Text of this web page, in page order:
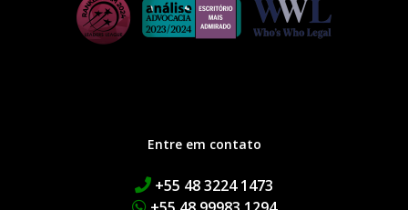
Entre em contato
+55 48 3224 1473